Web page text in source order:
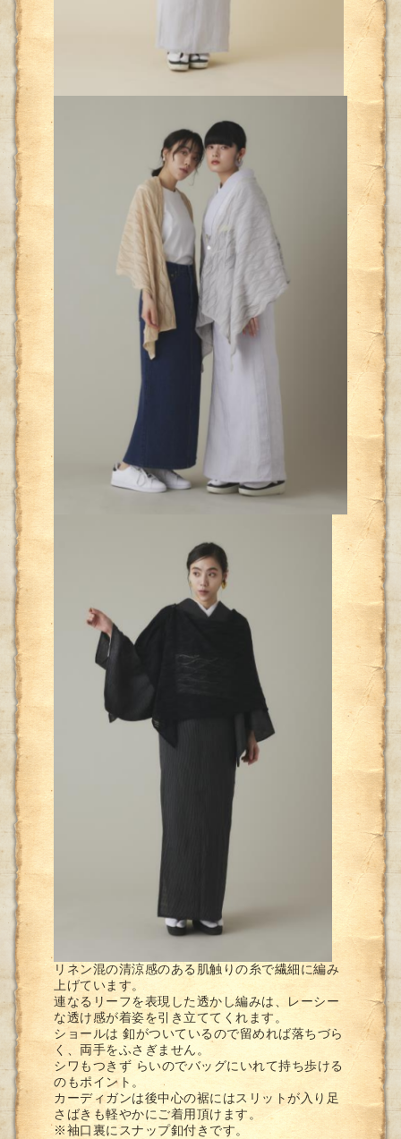
リネン混の清涼感のある肌触りの糸で繊細に編み
上げています。
連なるリーフを表現した透かし編みは、レーシー
な透け感が着姿を引き立ててくれます。
ショールは 釦がついているので留めれば落ちづら
く、両手をふさぎません。
シワもつきず らいのでバッグにいれて持ち歩ける
のもポイント。
カーディガンは後中心の裾にはスリットが入り足
さばきも軽やかにご着用頂けます。
※袖口裏にスナップ釦付きです。